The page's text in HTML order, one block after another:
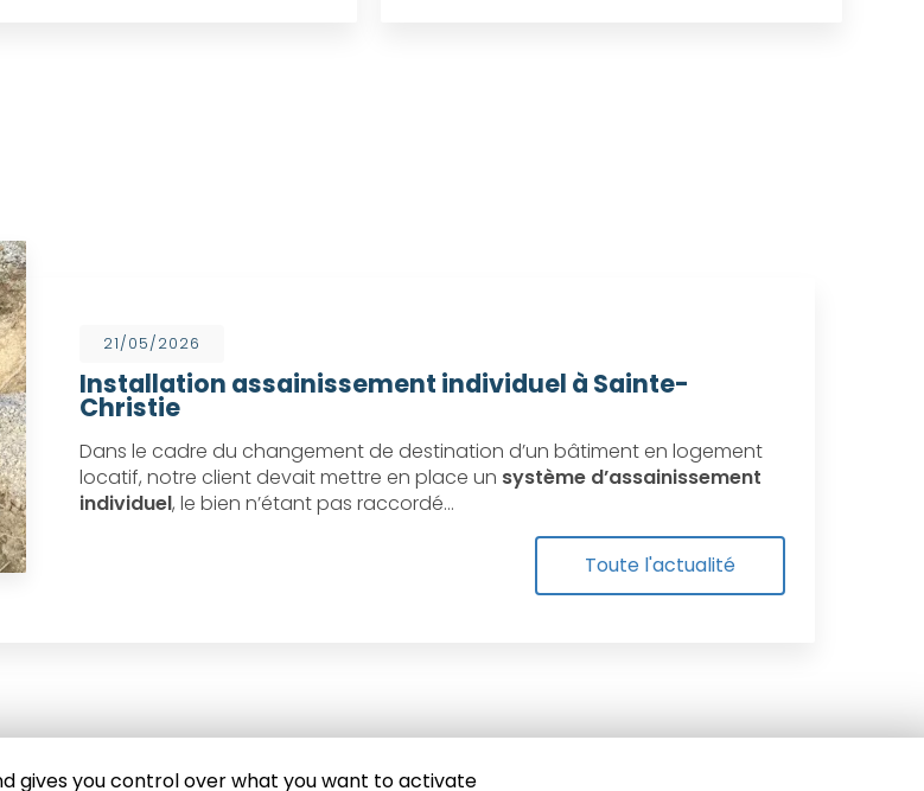
21/05/2026
Installation assainissement individuel à Sainte-
Christie
Dans le cadre du changement de destination d’un bâtiment en logement
locatif, notre client devait mettre en place un système d’assainissement
individuel, le bien n’étant pas raccordé…
Toute l'actualité
gives you control over what you want to activate